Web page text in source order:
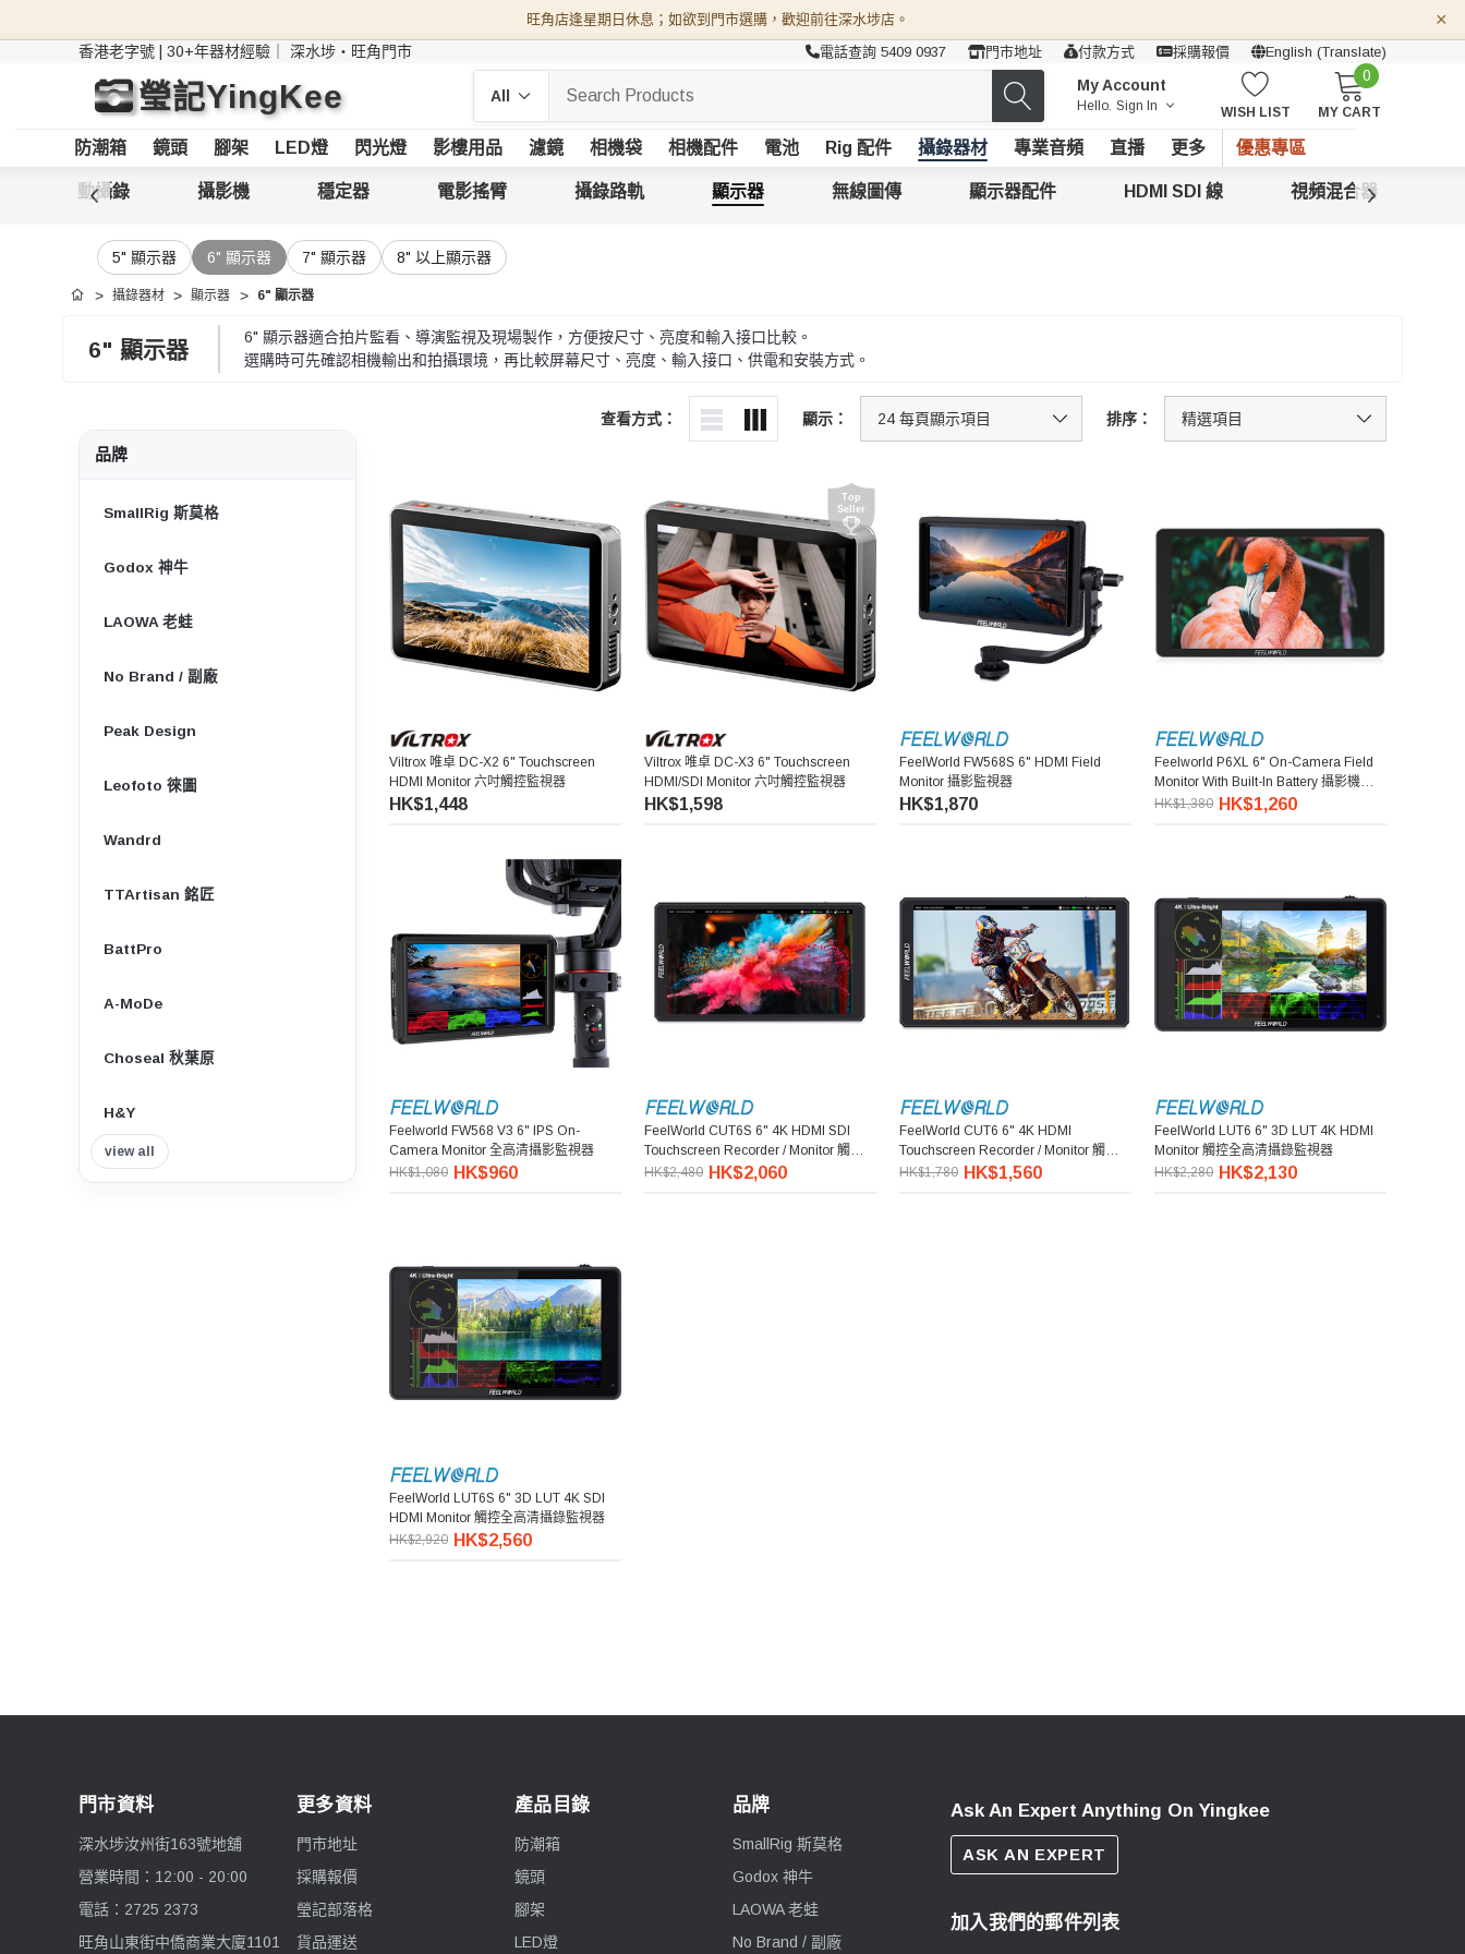
旺角店逢星期日休息；如欲到門市選購，歡迎前往深水埗店。 ×
香港老字號 | 30+年器材經驗｜ 深水埗・旺角門市 電話查詢 5409 0937 門市地址 付款方式 採購報價 English (Translate)
瑩記YingKee My Account
Hello. Sign In WISH LIST
0
MY CART
防潮箱 鏡頭 腳架 LED燈 閃光燈 影樓用品 濾鏡 相機袋 相機配件 電池 Rig 配件 攝錄器材 專業音頻 直播 更多 優惠專區
運動攝錄 攝影機 穩定器 電影搖臂 攝錄路軌 顯示器 無線圖傳 顯示器配件 HDMI SDI 線 視頻混合器
5" 顯示器 6" 顯示器 7" 顯示器 8" 以上顯示器
首頁 攝錄器材 顯示器 6" 顯示器
6" 顯示器
6" 顯示器適合拍片監看、導演監視及現場製作，方便按尺寸、亮度和輸入接口比較。
選購時可先確認相機輸出和拍攝環境，再比較屏幕尺寸、亮度、輸入接口、供電和安裝方式。
查看方式： 顯示： 排序：
品牌
SmallRig 斯莫格
Godox 神牛
LAOWA 老蛙
No Brand / 副廠
Peak Design
Leofoto 徠圖
Wandrd
TTArtisan 銘匠
BattPro
A-MoDe
Choseal 秋葉原
H&Y
Insta360
Blackmagic Design
Saramonic 楓笛
Marsace 馬小路
view all
Viltrox 唯卓 DC-X2 6" Touchscreen
HDMI Monitor 六吋觸控監視器
HK$1,448
Viltrox 唯卓 DC-X3 6" Touchscreen
HDMI/SDI Monitor 六吋觸控監視器
HK$1,598
FeelWorld FW568S 6" HDMI Field
Monitor 攝影監視器
HK$1,870
Feelworld P6XL 6" On-Camera Field
Monitor With Built-In Battery 攝影機專用
外接監視器 (內建電池)
HK$1,380 HK$1,260
Feelworld FW568 V3 6" IPS On-
Camera Monitor 全高清攝影監視器
HK$1,080 HK$960
FeelWorld CUT6S 6" 4K HDMI SDI
Touchscreen Recorder / Monitor 觸控全
高清錄像監視器
HK$2,480 HK$2,060
FeelWorld CUT6 6" 4K HDMI
Touchscreen Recorder / Monitor 觸控全
高清錄像監視器
HK$1,780 HK$1,560
FeelWorld LUT6 6" 3D LUT 4K HDMI
Monitor 觸控全高清攝錄監視器
HK$2,280 HK$2,130
FeelWorld LUT6S 6" 3D LUT 4K SDI
HDMI Monitor 觸控全高清攝錄監視器
HK$2,920 HK$2,560
門市資料
深水埗汝州街163號地舖
營業時間：12:00 - 20:00
電話：2725 2373
旺角山東街中僑商業大廈1101
更多資料
門市地址
採購報價
瑩記部落格
貨品運送
產品目錄
防潮箱
鏡頭
腳架
LED燈
品牌
SmallRig 斯莫格
Godox 神牛
LAOWA 老蛙
No Brand / 副廠
Ask An Expert Anything On Yingkee
ASK AN EXPERT
加入我們的郵件列表